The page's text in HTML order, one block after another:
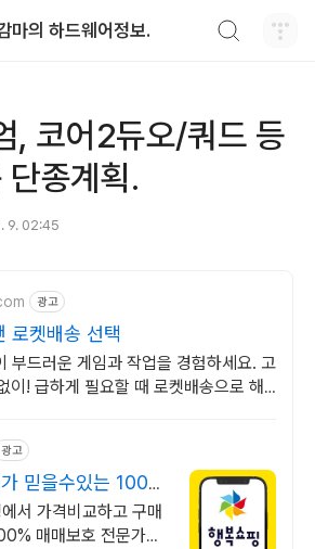
마의 하드웨어정보.
, 코어2듀오/쿼드 등
종계획.
9. 02:45
광고
로켓배송 선택
부드러운 게임과 작업을 경험하세요. 고
이! 급하게 필요할 때 로켓배송으로 해
광고
믿을수있는 100%
서 가격비교하고 구매
매매보호 전문가의